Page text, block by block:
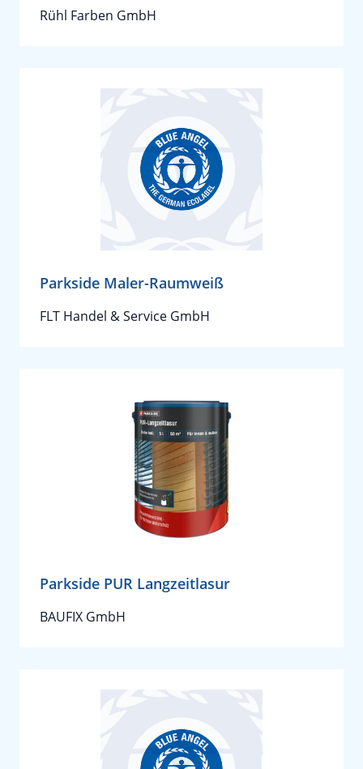
Rühl Farben GmbH
Parkside Maler-Raumweiß
FLT Handel & Service GmbH
Parkside PUR Langzeitlasur
BAUFIX GmbH